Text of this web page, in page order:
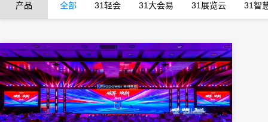
产品 全部 31轻会 31大会易 31展览云 31智